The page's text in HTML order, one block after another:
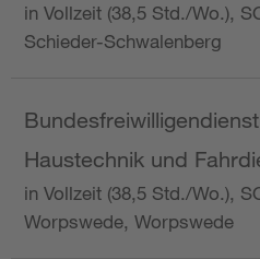
in Vollzeit (38,5 Std./Wo.),
Schieder-Schwalenberg
Haustechnik und
in Vollzeit (38,5 Std./Wo.),
Worpswede, Worpswede